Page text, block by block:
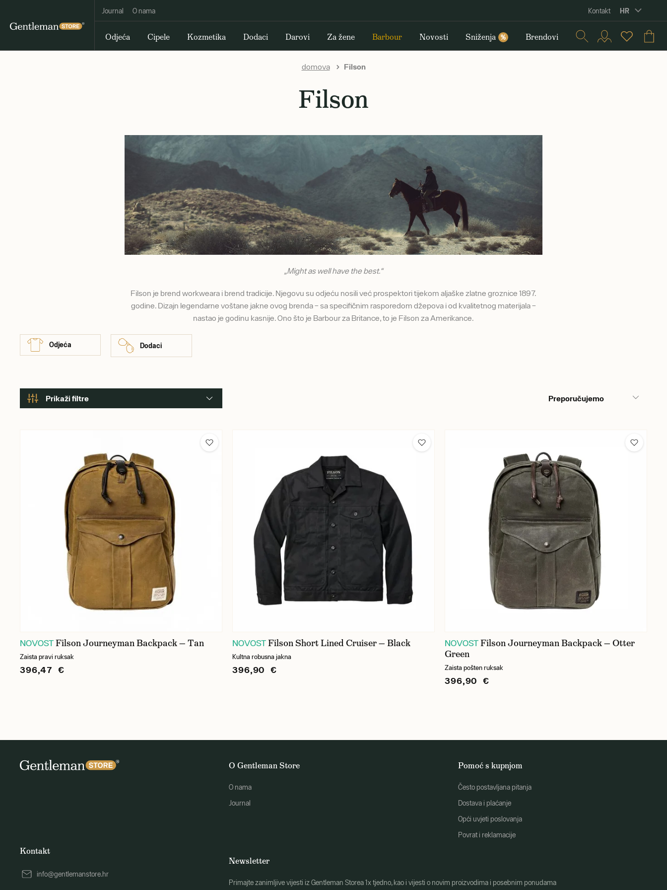
Journal O nama Kontakt HR
Odjeća Cipele Kozmetika Dodaci Darovi Za žene Barbour Novosti Sniženja % Brendovi
domova Filson
Filson
„Might as well have the best.“
Filson je brend workweara i brend tradicije. Njegovu su odjeću nosili već prospektori tijekom aljaške zlatne groznice 1897.
godine. Dizajn legendarne voštane jakne ovog brenda – sa specifičnim rasporedom džepova i od kvalitetnog materijala –
nastao je godinu kasnije. Ono što je Barbour za Britance, to je Filson za Amerikance.
Odjeća Dodaci
Prikaži filtre Preporučujemo
NOVOSTFilson Journeyman Backpack — Tan
Zaista pravi ruksak
396,47 €
NOVOSTFilson Short Lined Cruiser — Black
Kultna robusna jakna
396,90 €
NOVOSTFilson Journeyman Backpack — Otter
Green
Zaista pošten ruksak
396,90 €
O Gentleman Store
O nama
Journal
Pomoć s kupnjom
Često postavljana pitanja
Dostava i plaćanje
Opći uvjeti poslovanja
Povrat i reklamacije
Newsletter
Primajte zanimljive vijesti iz Gentleman Storea 1x tjedno, kao i vijesti o novim proizvodima i posebnim ponudama
Kontakt
info@gentlemanstore.hr